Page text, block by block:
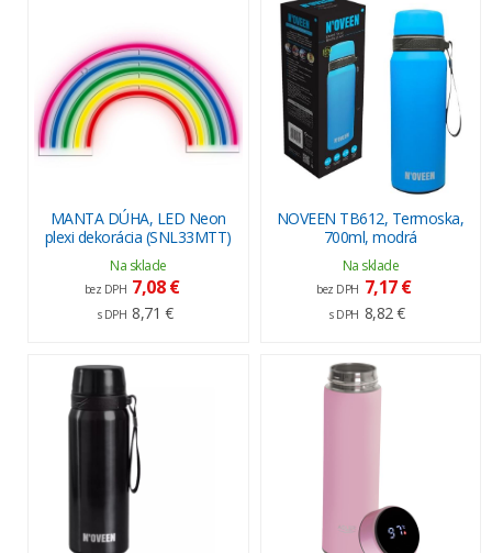
MANTA DÚHA, LED Neon
plexi dekorácia (SNL33MTT)
Na sklade
bez DPH 7,08 €
s DPH 8,71 €
NOVEEN TB612, Termoska,
700ml, modrá
Na sklade
bez DPH 7,17 €
s DPH 8,82 €